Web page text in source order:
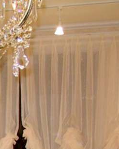
しの設計事務所様へ